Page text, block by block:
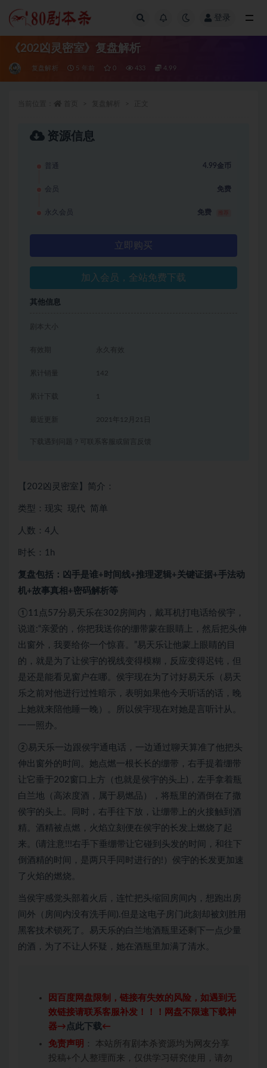
登录
《202凶灵密室》复盘解析
复盘解析 5 年前 0 433 4.99
资源信息
普通 4.99金币
会员 免费
永久会员 免费
立即购买
加入会员，全站免费下载
其他信息
剧本大小
有效期 永久有效
累计销量 142
累计下载 1
2021年12月21日
下载遇到问题？可联系客服或留言反馈
【202凶灵密室】简介：
类型：现实 现代 简单
人数：4人
时长：1h
复盘包括：凶手是谁+时间线+推理逻辑+关键证据+手法动
机+故事真相+密码解析等
①11点57分易天乐在302房间内，戴耳机打电话给侯宇，
说道:“亲爱的，你把我送你的绷带蒙在眼睛上，然后把头伸
出窗外，我要给你一个惊喜。”易天乐让他蒙上眼睛的目
的，就是为了让侯宇的视线变得模糊，反应变得迟钝，但
是还是能看见窗户在哪。侯宇现在为了讨好易天乐（易天
乐之前对他进行过性暗示，表明如果他今天听话的话，晚
上她就来陪他睡一晚）。所以侯宇现在对她是言听计从。
一一照办。
②易天乐一边跟侯宇通电话，一边通过聊天算准了他把头
伸出窗外的时间。她点燃一根长长的绷带，右手提着绷带
让它垂于202窗口上方（也就是侯宇的头上)，左手拿着瓶
白兰地（高浓度酒，属于易燃品），将瓶里的酒倒在了撒
侯宇的头上。同时，右手往下放，让绷带上的火接触到酒
精。酒精被点燃，火焰立刻便在侯宇的长发上燃烧了起
来。(请注意!!!右手下垂绷带让它碰到头发的时间，和往下
倒酒精的时间，是两只手同时进行的!）侯宇的长发更加速
了火焰的燃烧。
当侯宇感觉头部着火后，连忙把头缩回房间内，想跑出房
间外（房间内没有洗手间).但是这电子房门此刻却被刘胜用
黑客技术锁死了。易天乐的白兰地酒瓶里还剩下一点少量
的酒，为了不让人怀疑，她在酒瓶里加满了清水。
因百度网盘限制，链接有失效的风险，如遇到无
效链接请联系客服补发！！！网盘不限速下载神
器→ 点此下载←
免责声明 ： 本站所有剧本杀资源均为网友分享
投稿+个人整理而来，仅供学习研究使用，请勿